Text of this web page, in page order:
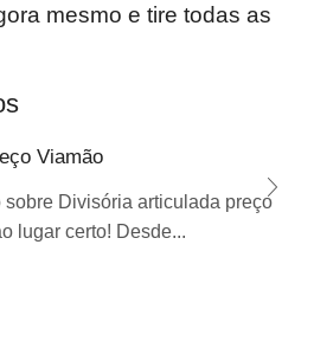
mesmo e tire todas as
Viamão
Divisória articulada preço
lugar certo! Desde...